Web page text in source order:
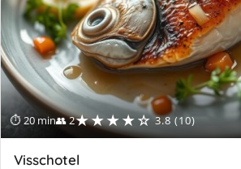
⏱ 20 min👥 2★★★★☆ 3.8 (10)
Visschotel